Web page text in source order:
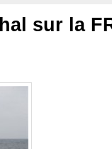
sur la